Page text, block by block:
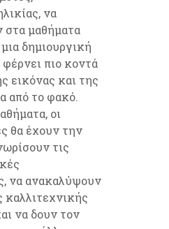
να
στα μαθήματα
δημιουργική
πιο κοντά
εικόνας και της
από το φακό.
οι
θα έχουν την
τις
να ανακαλύψουν
καλλιτεχνικής
να δουν τον